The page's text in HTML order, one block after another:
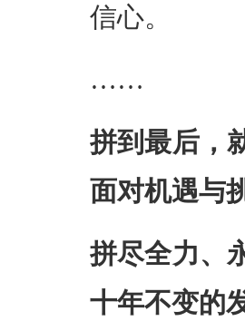
信心。
……
拼到最后，
面对机遇与
拼尽全力、
十年不变的